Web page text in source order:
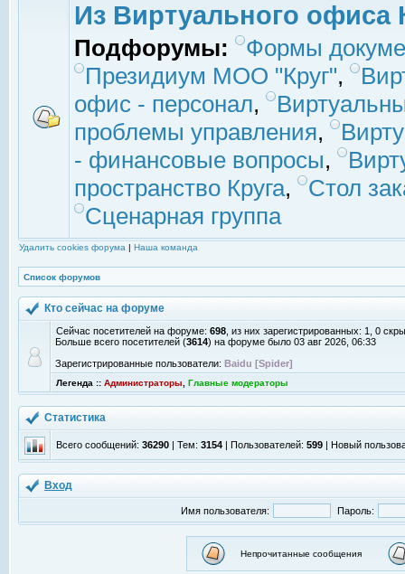
Из Виртуального офиса
Подфорумы:
Формы
Президиум МОО "Круг",
офис - персонал,
проблемы управления,
- финансовые вопросы,
пространство Круга,
Стол
Сценарная группа
Удалить cookies форума | Наша команда
Список форумов
Кто сейчас на форуме
Сейчас посетителей на форуме: 698 , из них зарегистрированных: 1, 0
Больше всего посетителей (3614) на форуме было 03 авг 2026, 06:33
Зарегистрированные пользователи: Baidu [Spider]
Легенда :: Администраторы Главные модераторы
Статистика
Всего сообщений: 36290 | Тем: 3154 | Пользователей: 599 | Новый
Вход
Имя пользователя: Пароль:
Непрочитанные сообщения